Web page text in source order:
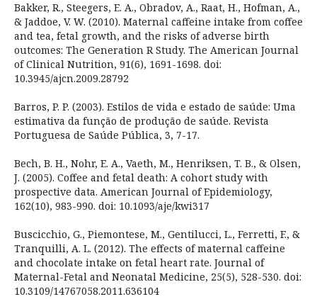
Bakker, R., Steegers, E. A., Obradov, A., Raat, H., Hofman, A.,
& Jaddoe, V. W. (2010). Maternal caffeine intake from coffee
and tea, fetal growth, and the risks of adverse birth
outcomes: The Generation R Study. The American Journal
of Clinical Nutrition, 91(6), 1691-1698. doi:
10.3945/ajcn.2009.28792
Barros, P. P. (2003). Estilos de vida e estado de saúde: Uma
estimativa da função de produção de saúde. Revista
Portuguesa de Saúde Pública, 3, 7-17.
Bech, B. H., Nohr, E. A., Vaeth, M., Henriksen, T. B., & Olsen,
J. (2005). Coffee and fetal death: A cohort study with
prospective data. American Journal of Epidemiology,
162(10), 983-990. doi: 10.1093/aje/kwi317
Buscicchio, G., Piemontese, M., Gentilucci, L., Ferretti, F., &
Tranquilli, A. L. (2012). The effects of maternal caffeine
and chocolate intake on fetal heart rate. Journal of
Maternal-Fetal and Neonatal Medicine, 25(5), 528-530. doi:
10.3109/14767058.2011.636104